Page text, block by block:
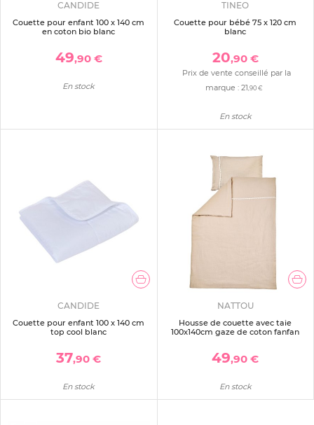
CANDIDE
Couette pour enfant 100 x 140 cm
en coton bio blanc
49,90 €
En stock
TINEO
Couette pour bébé 75 x 120 cm
blanc
20,90 €
Prix de vente conseillé par la
marque : 21,90 €
En stock
CANDIDE
Couette pour enfant 100 x 140 cm
top cool blanc
37,90 €
En stock
NATTOU
Housse de couette avec taie
100x140cm gaze de coton fanfan
49,90 €
En stock